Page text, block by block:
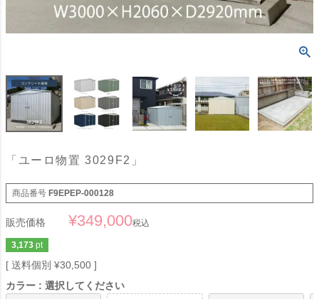
「ユーロ物置 3029F2」
商品番号 F9EPEP-000128
販売価格 ¥349,000税込
3,173 pt
送料個別 ¥30,500
カラー
選択してください